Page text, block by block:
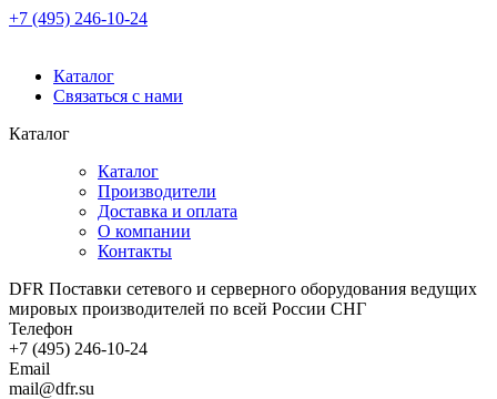
+7 (495) 246-10-24
Каталог
Связаться с нами
Каталог
Каталог
Производители
Доставка и оплата
О компании
Контакты
DFR Поставки сетевого и серверного оборудования ведущих
мировых производителей по всей России СНГ
Телефон
+7 (495) 246-10-24
Email
mail@dfr.su